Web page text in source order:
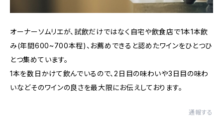
オーナーソムリエが、試飲だけではなく自宅や飲食店で1本1本飲
み(年間600~700本程)、お薦めできると認めたワインをひとつひ
とつ集めています。
1本を数日かけて飲んでいるので、2日目の味わいや3日目の味わ
いなどそのワインの良さを最大限にお伝えしております。
通報する